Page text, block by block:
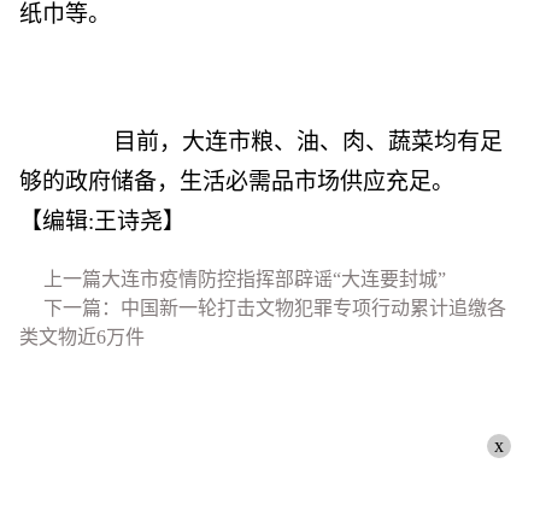
纸巾等。
目前，大连市粮、油、肉、蔬菜均有足
够的政府储备，生活必需品市场供应充足。
【编辑:王诗尧】
上一篇大连市疫情防控指挥部辟谣“大连要封城”
下一篇：中国新一轮打击文物犯罪专项行动累计追缴各
类文物近6万件
x